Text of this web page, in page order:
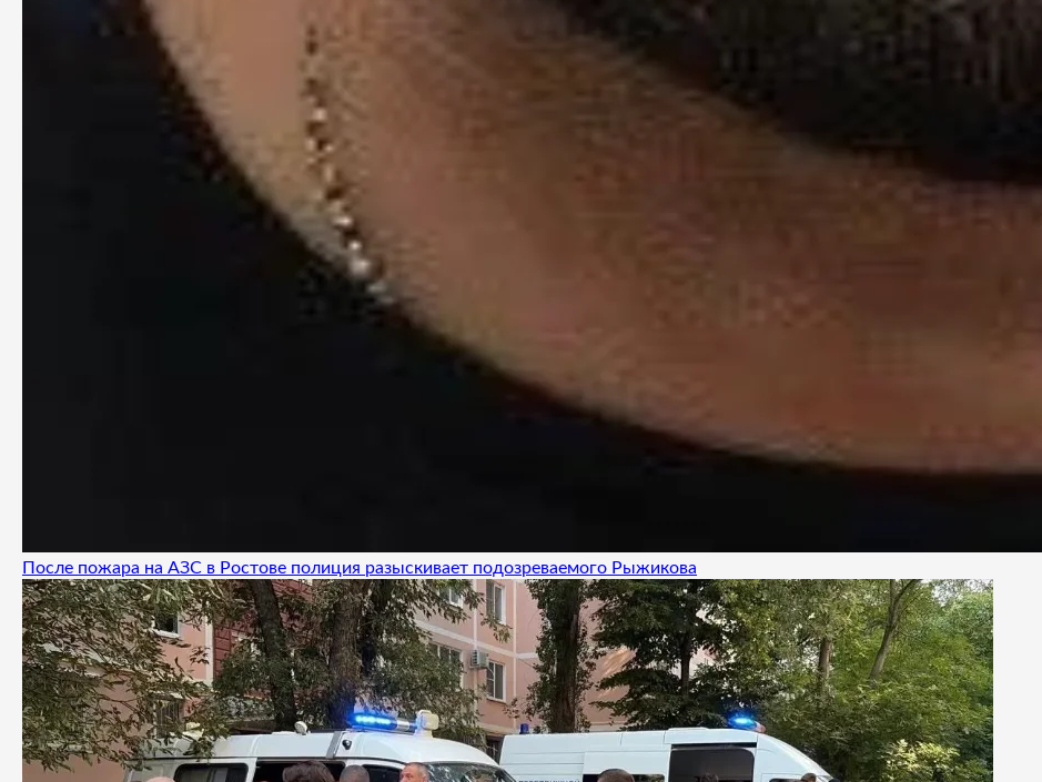
После пожара на АЗС в Ростове полиция разыскивает подозреваемого Рыжикова